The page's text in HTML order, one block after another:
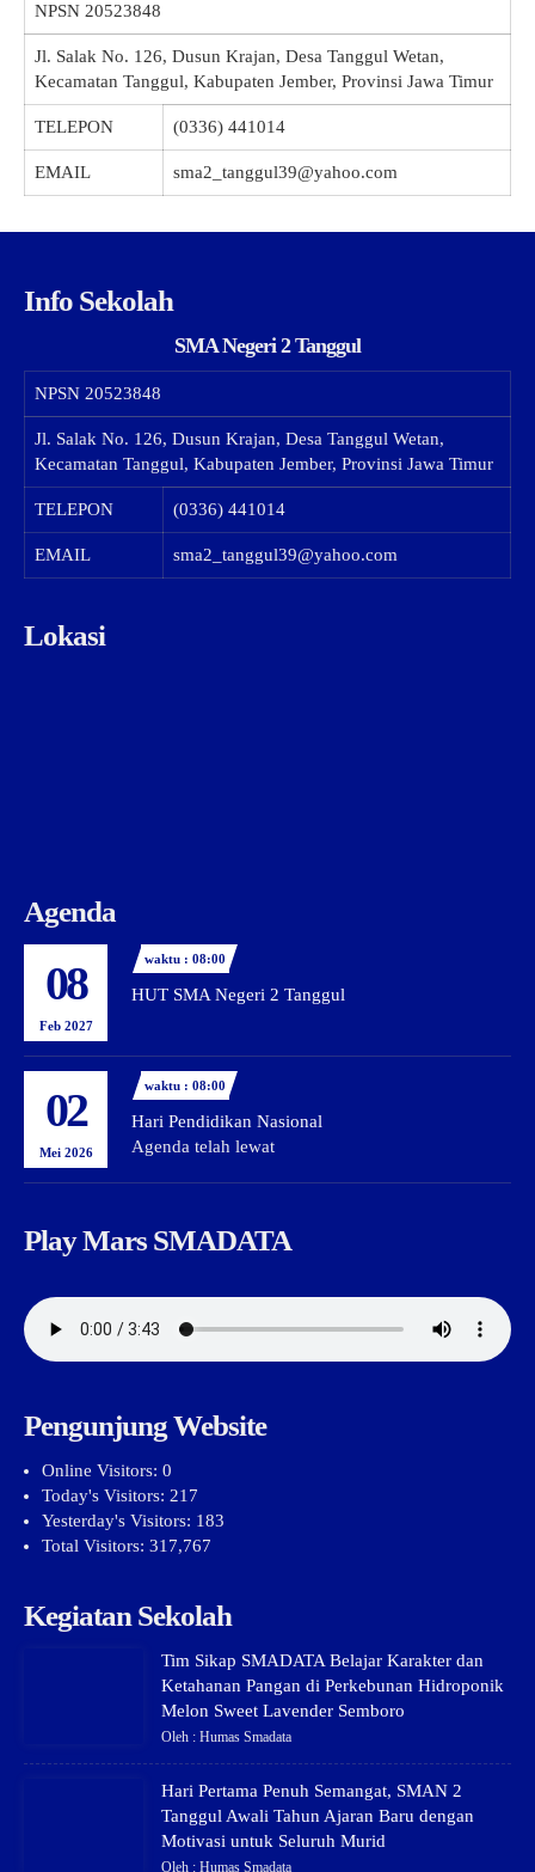
NPSN 20523848
Jl. Salak No. 126, Dusun Krajan, Desa Tanggul Wetan,
Kecamatan Tanggul, Kabupaten Jember, Provinsi Jawa Timur
TELEPON (0336) 441014
EMAIL sma2_tanggul39@yahoo.com
Info Sekolah
SMA Negeri 2 Tanggul
NPSN 20523848
Jl. Salak No. 126, Dusun Krajan, Desa Tanggul Wetan,
Kecamatan Tanggul, Kabupaten Jember, Provinsi Jawa Timur
TELEPON (0336) 441014
EMAIL sma2_tanggul39@yahoo.com
Lokasi
Agenda
08
Feb 2027
waktu : 08:00
HUT SMA Negeri 2 Tanggul
02
Mei 2026
waktu : 08:00
Hari Pendidikan Nasional
Agenda telah lewat
Play Mars SMADATA
Pengunjung Website
Online Visitors: 0
Today's Visitors: 217
Yesterday's Visitors: 183
Total Visitors: 317,767
Kegiatan Sekolah
Tim Sikap SMADATA Belajar Karakter dan
Ketahanan Pangan di Perkebunan Hidroponik
Melon Sweet Lavender Semboro
Oleh : Humas Smadata
Hari Pertama Penuh Semangat, SMAN 2
Tanggul Awali Tahun Ajaran Baru dengan
Motivasi untuk Seluruh Murid
Oleh : Humas Smadata